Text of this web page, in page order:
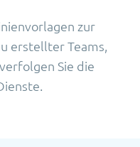
zur
erstellter Teams,
Sie die